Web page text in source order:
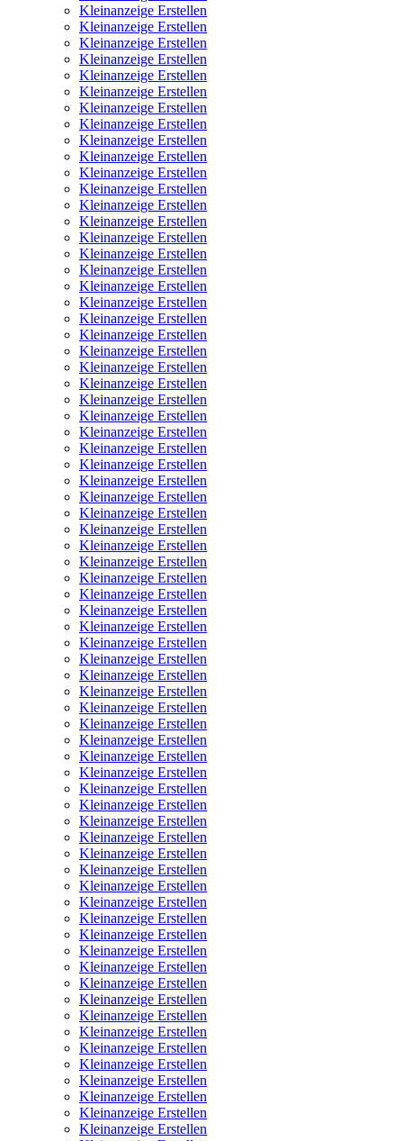
Kleinanzeige Erstellen
Kleinanzeige Erstellen
Kleinanzeige Erstellen
Kleinanzeige Erstellen
Kleinanzeige Erstellen
Kleinanzeige Erstellen
Kleinanzeige Erstellen
Kleinanzeige Erstellen
Kleinanzeige Erstellen
Kleinanzeige Erstellen
Kleinanzeige Erstellen
Kleinanzeige Erstellen
Kleinanzeige Erstellen
Kleinanzeige Erstellen
Kleinanzeige Erstellen
Kleinanzeige Erstellen
Kleinanzeige Erstellen
Kleinanzeige Erstellen
Kleinanzeige Erstellen
Kleinanzeige Erstellen
Kleinanzeige Erstellen
Kleinanzeige Erstellen
Kleinanzeige Erstellen
Kleinanzeige Erstellen
Kleinanzeige Erstellen
Kleinanzeige Erstellen
Kleinanzeige Erstellen
Kleinanzeige Erstellen
Kleinanzeige Erstellen
Kleinanzeige Erstellen
Kleinanzeige Erstellen
Kleinanzeige Erstellen
Kleinanzeige Erstellen
Kleinanzeige Erstellen
Kleinanzeige Erstellen
Kleinanzeige Erstellen
Kleinanzeige Erstellen
Kleinanzeige Erstellen
Kleinanzeige Erstellen
Kleinanzeige Erstellen
Kleinanzeige Erstellen
Kleinanzeige Erstellen
Kleinanzeige Erstellen
Kleinanzeige Erstellen
Kleinanzeige Erstellen
Kleinanzeige Erstellen
Kleinanzeige Erstellen
Kleinanzeige Erstellen
Kleinanzeige Erstellen
Kleinanzeige Erstellen
Kleinanzeige Erstellen
Kleinanzeige Erstellen
Kleinanzeige Erstellen
Kleinanzeige Erstellen
Kleinanzeige Erstellen
Kleinanzeige Erstellen
Kleinanzeige Erstellen
Kleinanzeige Erstellen
Kleinanzeige Erstellen
Kleinanzeige Erstellen
Kleinanzeige Erstellen
Kleinanzeige Erstellen
Kleinanzeige Erstellen
Kleinanzeige Erstellen
Kleinanzeige Erstellen
Kleinanzeige Erstellen
Kleinanzeige Erstellen
Kleinanzeige Erstellen
Kleinanzeige Erstellen
Kleinanzeige Erstellen